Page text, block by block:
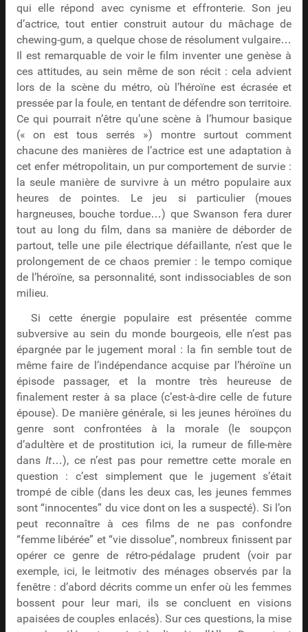
qui elle répond avec cynisme et effronterie. Son jeu
d’actrice, tout entier construit autour du mâchage de
chewing-gum, a quelque chose de résolument vulgaire…
Il est remarquable de voir le film inventer une genèse à
ces attitudes, au sein même de son récit : cela advient
lors de la scène du métro, où l’héroïne est écrasée et
pressée par la foule, en tentant de défendre son territoire.
Ce qui pourrait n’être qu’une scène à l’humour basique
(« on est tous serrés ») montre surtout comment
chacune des manières de l’actrice est une adaptation à
cet enfer métropolitain, un pur comportement de survie :
la seule manière de survivre à un métro populaire aux
heures de pointes. Le jeu si particulier (moues
hargneuses, bouche tordue…) que Swanson fera durer
tout au long du film, dans sa manière de déborder de
partout, telle une pile électrique défaillante, n’est que le
prolongement de ce chaos premier : le tempo comique
de l’héroïne, sa personnalité, sont indissociables de son
milieu.
Si cette énergie populaire est présentée comme
subversive au sein du monde bourgeois, elle n’est pas
épargnée par le jugement moral : la fin semble tout de
même faire de l’indépendance acquise par l’héroïne un
épisode passager, et la montre très heureuse de
finalement rester à sa place (c’est-à-dire celle de future
épouse). De manière générale, si les jeunes héroïnes du
genre sont confrontées à la morale (le soupçon
d’adultère et de prostitution ici, la rumeur de fille-mère
dansIt…), ce n’est pas pour remettre cette morale en
question : c’est simplement que le jugement s’était
trompé de cible (dans les deux cas, les jeunes femmes
sont “innocentes” du vice dont on les a suspecté). Si l’on
peut reconnaître à ces films de ne pas confondre
“femme libérée” et “vie dissolue”, nombreux finissent par
opérer ce genre de rétro-pédalage prudent (voir par
exemple, ici, le leitmotiv des ménages observés par la
fenêtre : d’abord décrits comme un enfer où les femmes
bossent pour leur mari, ils se concluent en visions
apaisées de couples enlacés). Sur ces questions, la mise